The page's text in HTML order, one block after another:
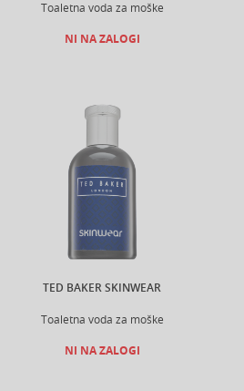
Toaletna voda za moške
NI NA ZALOGI
TED BAKER SKINWEAR
Toaletna voda za moške
NI NA ZALOGI